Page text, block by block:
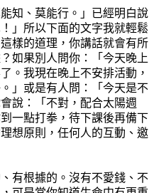
知、莫能行。」已經明白說
」所以下面的文字我就輕鬆
樣的道理，你講話就會有所
如果別人問你：「今天晚上
。我現在晚上不安排活動，
」或是有人問：「今天是不
說：「不對，配合太陽週
一點打拳，待下課後再備下
想原則，任何人的互動、邀
有根據的。沒有不愛錢、不